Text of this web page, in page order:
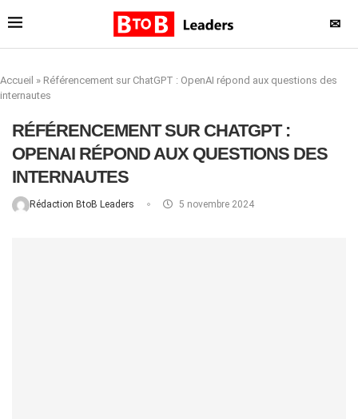
✉
Accueil » Référencement sur ChatGPT : OpenAI répond aux questions des
internautes
RÉFÉRENCEMENT SUR CHATGPT :
OPENAI RÉPOND AUX QUESTIONS DES
INTERNAUTES
Rédaction BtoB Leaders 5 novembre 2024